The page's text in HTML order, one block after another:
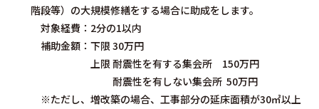
階段等）の大規模修繕をする場合に助成をします。
対象経費：2分の1以内
補助金額：下限 30万円
上限 耐震性を有する集会所 150万円
耐震性を有しない集会所 50万円
※ただし、増改築の場合、工事部分の延床面積が30㎡以上